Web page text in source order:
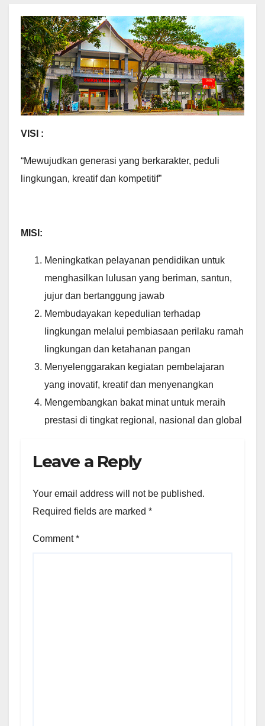
VISI :
“Mewujudkan generasi yang berkarakter, peduli
lingkungan, kreatif dan kompetitif”
MISI:
Meningkatkan pelayanan pendidikan untuk
menghasilkan lulusan yang beriman, santun,
jujur dan bertanggung jawab
Membudayakan kepedulian terhadap
lingkungan melalui pembiasaan perilaku ramah
lingkungan dan ketahanan pangan
Menyelenggarakan kegiatan pembelajaran
yang inovatif, kreatif dan menyenangkan
Mengembangkan bakat minat untuk meraih
prestasi di tingkat regional, nasional dan global
Leave a Reply
Your email address will not be published.
Required fields are marked *
Comment*